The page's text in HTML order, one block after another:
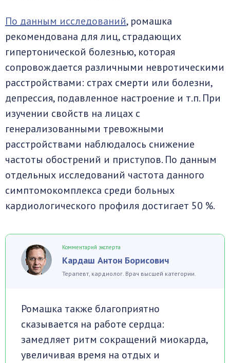
По данным исследований, ромашка
рекомендована для лиц, страдающих
гипертонической болезнью, которая
сопровождается различными невротическими
расстройствами: страх смерти или болезни,
депрессия, подавленное настроение и т.п. При
изучении свойств на лицах с
генерализованными тревожными
расстройствами наблюдалось снижение
частоты обострений и приступов. По данным
отдельных исследований частота данного
симптомокомплекса среди больных
кардиологического профиля достигает 50 %.
Комментарий эксперта
Кардаш Антон Борисович
Терапевт, кардиолог. Врач высшей категории.
Ромашка также благоприятно
сказывается на работе сердца:
замедляет ритм сокращений миокарда,
увеличивая время на отдых и